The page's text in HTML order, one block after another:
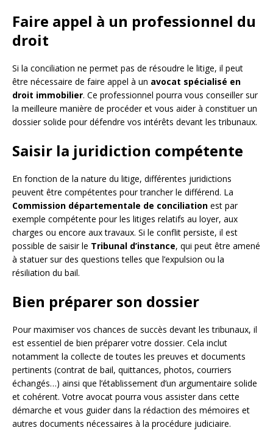
Faire appel à un professionnel du
droit
Si la conciliation ne permet pas de résoudre le litige, il peut
être nécessaire de faire appel à un avocat spécialisé en
droit immobilier. Ce professionnel pourra vous conseiller sur
la meilleure manière de procéder et vous aider à constituer un
dossier solide pour défendre vos intérêts devant les tribunaux.
Saisir la juridiction compétente
En fonction de la nature du litige, différentes juridictions
peuvent être compétentes pour trancher le différend. La
Commission départementale de conciliation est par
exemple compétente pour les litiges relatifs au loyer, aux
charges ou encore aux travaux. Si le conflit persiste, il est
possible de saisir le Tribunal d’instance, qui peut être amené
à statuer sur des questions telles que l’expulsion ou la
résiliation du bail.
Bien préparer son dossier
Pour maximiser vos chances de succès devant les tribunaux, il
est essentiel de bien préparer votre dossier. Cela inclut
notamment la collecte de toutes les preuves et documents
pertinents (contrat de bail, quittances, photos, courriers
échangés…) ainsi que l’établissement d’un argumentaire solide
et cohérent. Votre avocat pourra vous assister dans cette
démarche et vous guider dans la rédaction des mémoires et
autres documents nécessaires à la procédure judiciaire.